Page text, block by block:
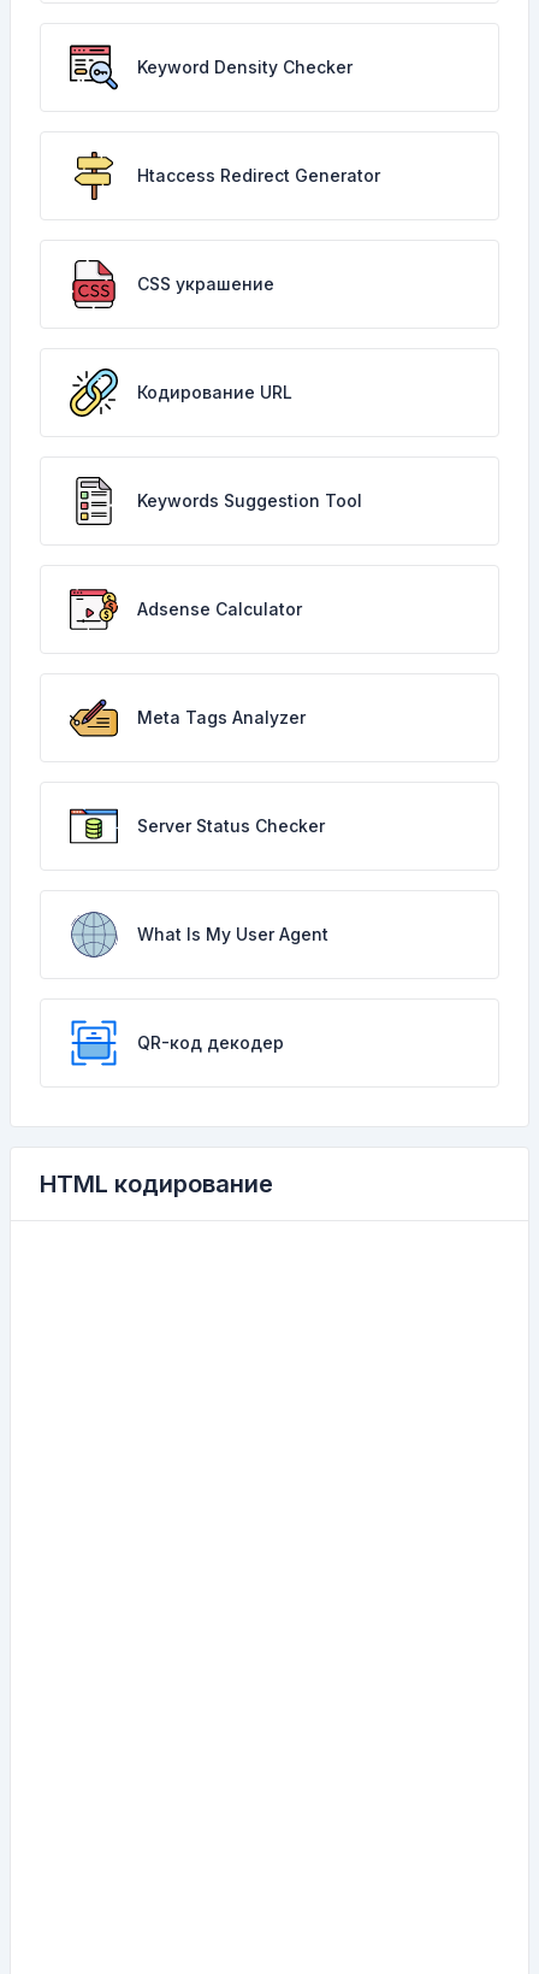
Keyword Density Checker
Htaccess Redirect Generator
CSS украшение
Кодирование URL
Keywords Suggestion Tool
Adsense Calculator
Meta Tags Analyzer
Server Status Checker
What Is My User Agent
QR-код декодер
HTML кодирование